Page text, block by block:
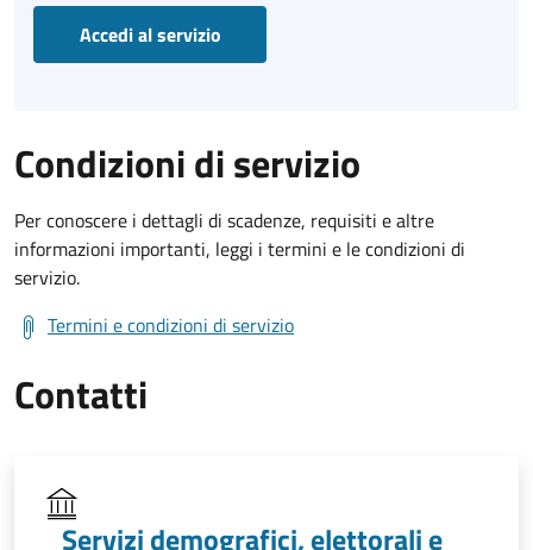
Accedi al servizio
Condizioni di servizio
Per conoscere i dettagli di scadenze, requisiti e altre
informazioni importanti, leggi i termini e le condizioni di
servizio.
Termini e condizioni di servizio
Contatti
Servizi demografici, elettorali e